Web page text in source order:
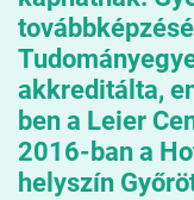
akkreditálta,
ben a Leier
2016-ban a
helyszín